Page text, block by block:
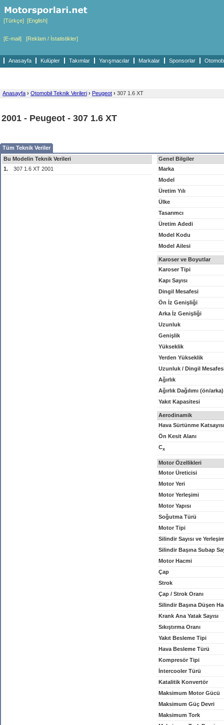
[Türkçe] [English]
[E-mail] [Reklam / İstatistikler]
Anasayfa Kulüpler Takımlar Yarışmacılar Markalar Sponsorlar
Anasayfa › Otomobil Teknik Verileri › Peugeot › 307 1.6 XT
2001 - Peugeot - 307 1.6 XT
Tüm Teknik Veriler
Bu Modelin Teknik Verileri
1.
307 1.6 XT 2001
Genel Bilgiler
Marka
Model
Üretim Yılı
Ülke
Tasarımcı
Üretim Adedi
Model Kodu
Model Ailesi
Karoser ve Boyutlar
Karoser Tipi
Kapı Sayısı
Dingil Mesafesi
Ön İz Genişliği
Arka İz Genişliği
Uzunluk
Genişlik
Yükseklik
Yerden Yükseklik
Uzunluk / Dingil
Ağırlık
Ağırlık Dağılımı (ön/arka)
Yakıt Kapasitesi
Aerodinamik
Hava Sürtünme Katsayısı
Ön Kesit Alanı
Cx
Motor Özellikleri
Motor Üreticisi
Motor Yeri
Motor Yerleşimi
Motor Yapısı
Soğutma Türü
Motor Tipi
Silindir Sayısı ve
Silindir Başına Subap
Motor Hacmi
Çap
Strok
Çap / Strok Oranı
Silindir Başına Düşen
Krank Ana Yatak Sayısı
Sıkıştırma Oranı
Yakıt Besleme Tipi
Hava Besleme Türü
Kompresör Tipi
İntercooler Türü
Katalitik Konvertör
Maksimum Motor Gücü
Maksimum Güç Devri
Maksimum Tork